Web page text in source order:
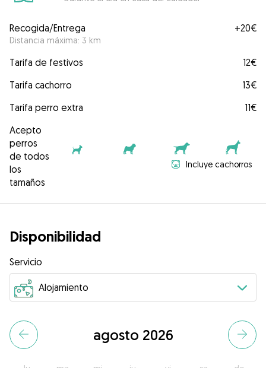
Recogida/Entrega
Distancia máxima: 3 km
+20€
Tarifa de festivos
12€
Tarifa cachorro
13€
Tarifa perro extra
11€
Acepto
perros
de todos
los
tamaños
Incluye cachorros
Disponibilidad
Servicio
agosto 2026